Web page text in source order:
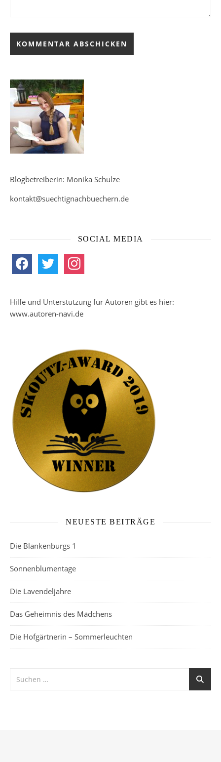
Blogbetreiberin: Monika Schulze
kontakt@suechtignachbuechern.de
SOCIAL MEDIA
facebook twitter instagram
Hilfe und Unterstützung für Autoren gibt es hier:
www.autoren-navi.de
NEUESTE BEITRÄGE
Die Blankenburgs 1
Sonnenblumentage
Die Lavendeljahre
Das Geheimnis des Mädchens
Die Hofgärtnerin – Sommerleuchten